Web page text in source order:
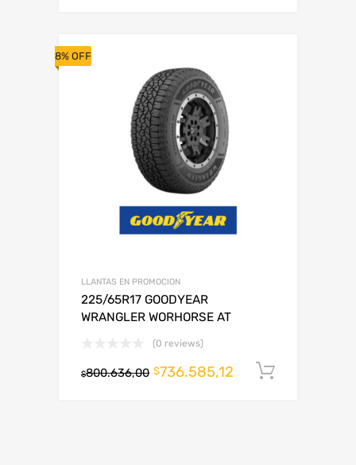
8% OFF
LLANTAS EN PROMOCION
225/65R17 GOODYEAR
WRANGLER WORHORSE AT
(0 reviews)
$800.636,00 $736.585,12